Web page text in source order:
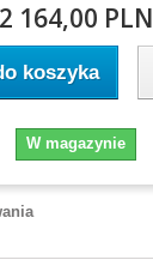
2 164,00 PLN
koszyka
W magazynie